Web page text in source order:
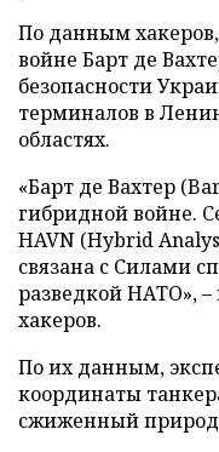
По данным
войне Барт де
безопасности
терминалов в
областях.
«Барт де Вахтер
гибридной войне.
HAVN (Hybrid
связана с Силами
разведкой НАТО», –
хакеров.
По их данным,
координаты
сжиженный